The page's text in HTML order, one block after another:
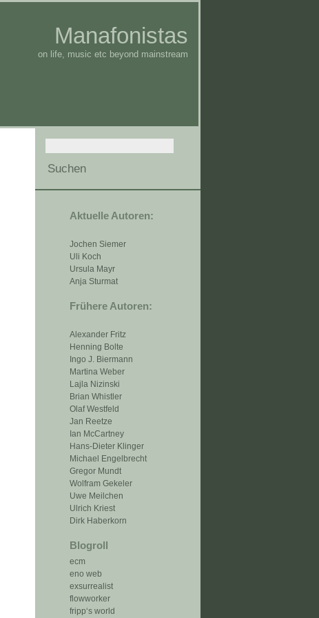
Manafonistas
on life, music etc beyond mainstream
Aktuelle Autoren:
Jochen Siemer
Uli Koch
Ursula Mayr
Anja Sturmat
Frühere Autoren:
Alexander Fritz
Henning Bolte
Ingo J. Biermann
Martina Weber
Lajla Nizinski
Brian Whistler
Olaf Westfeld
Jan Reetze
Ian McCartney
Hans-Dieter Klinger
Michael Engelbrecht
Gregor Mundt
Wolfram Gekeler
Uwe Meilchen
Ulrich Kriest
Dirk Haberkorn
Blogroll
ecm
eno web
exsurrealist
flowworker
fripp‘s world